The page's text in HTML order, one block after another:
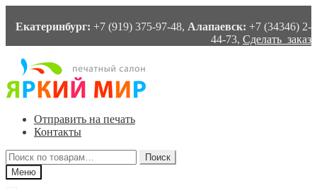
Екатеринбург: +7 (919) 375-97-48, Алапаевск: +7 (34346) 2-
44-73, Сделать заказ
Перейти
навигации
Перейти
содержимому
Отправить на печать
Контакты
Искать:
Поиск
Меню